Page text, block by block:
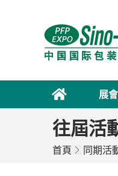
展
往屆活
首頁 同期活